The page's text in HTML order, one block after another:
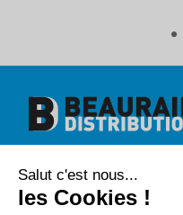
1 rue de l'abbé Caron
BP 40020
80390 Fressenneville
Salut c'est nous...
les Cookies !